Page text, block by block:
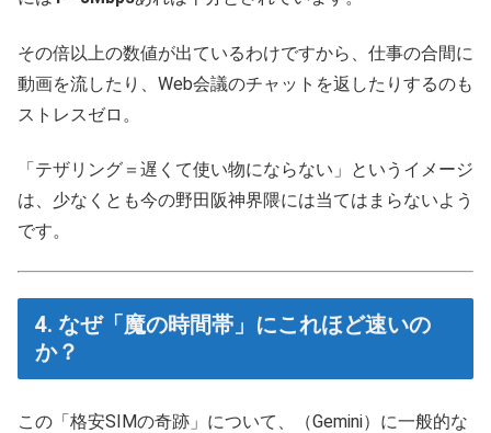
その倍以上の数値が出ているわけですから、仕事の合間に
動画を流したり、Web会議のチャットを返したりするのも
ストレスゼロ。
「テザリング＝遅くて使い物にならない」というイメージ
は、少なくとも今の野田阪神界隈には当てはまらないよう
です。
4. なぜ「魔の時間帯」にこれほど速いの
か？
この「格安SIMの奇跡」について、（Gemini）に一般的な